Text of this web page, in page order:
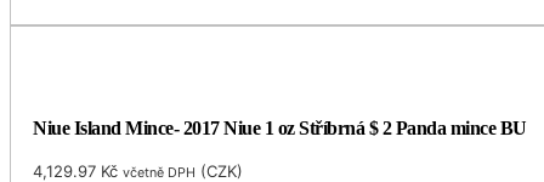
Niue Island Mince- 2017 Niue 1 oz Stříbrná $ 2 Panda mince BU
4,129.97 Kč včetně DPH (CZK)